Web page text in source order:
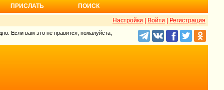
ПРИСЛАТЬ ПОИСК
Настройки Войти Регистрация
Если вам это не нравится, пожалуйста,